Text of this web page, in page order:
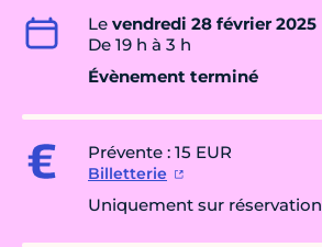
Le vendredi 28 février 2025
De 19 h à 3 h
Évènement terminé
Prévente : 15 EUR
Billetterie
Uniquement sur réservation